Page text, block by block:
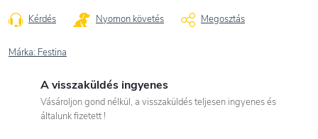
Kérdés Nyomon követés Megosztás
Márka: Festina
A visszaküldés ingyenes
Vásároljon gond nélkül, a visszaküldés teljesen ingyenes és
általunk fizetett !